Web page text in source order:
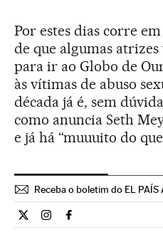
Por estes dias corre
de que algumas
para ir ao Globo de
às vítimas de abuso
década já é, sem
como anuncia Seth
e já há “muuuito do
Receba o boletim do EL PAÍS
Internacional El País Brasil
Internacional El País
Internacional El